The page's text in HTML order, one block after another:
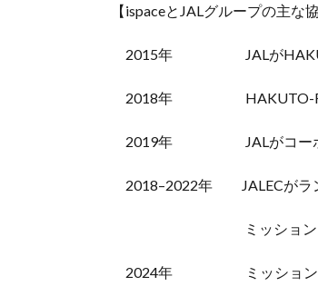
【ispaceとJALグループの主な
2015年 JALがHAKUTO
2018年 HAKUTO-Rプ
2019年 JALがコーポレ
2018–2022年 JALECがラン
ミッション1 ランダー
2024年 ミッション2 ロ